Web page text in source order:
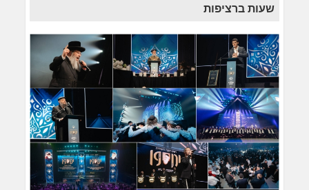
שעות ברציפות